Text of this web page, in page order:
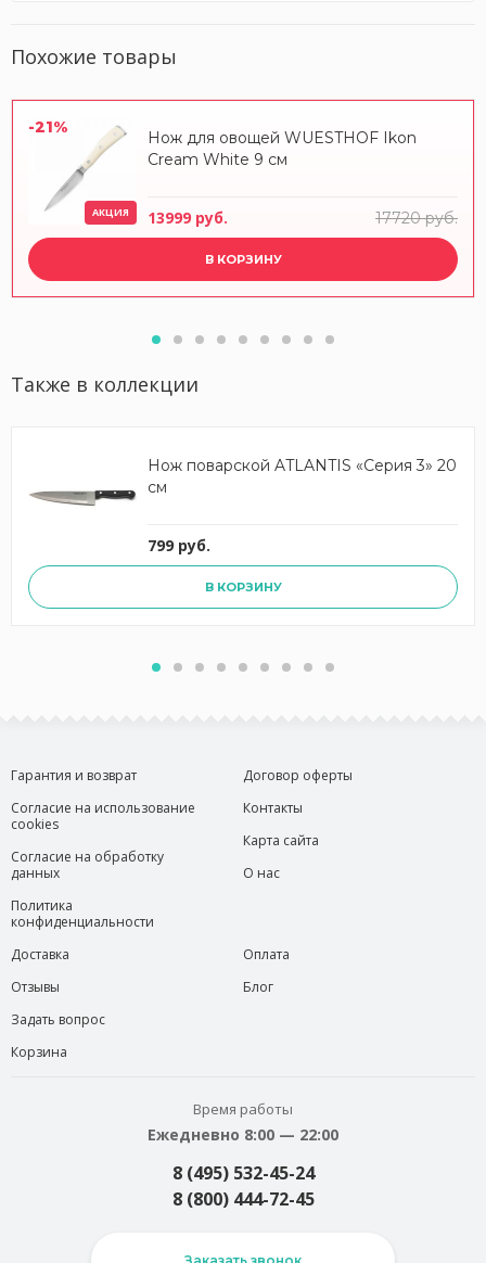
Похожие товары
-21%
АКЦИЯ
Нож для овощей WUESTHOF Ikon
Cream White 9 см
13999 руб. 17720 руб.
В КОРЗИНУ
Также в коллекции
Нож поварской ATLANTIS «Серия 3» 20
см
799 руб.
В КОРЗИНУ
Гарантия и возврат
Согласие на использование
cookies
Согласие на обработку
данных
Политика
конфиденциальности
Договор оферты
Контакты
Карта сайта
О нас
Доставка
Отзывы
Задать вопрос
Корзина
Оплата
Блог
Время работы
Ежедневно 8:00 — 22:00
8 (495) 532-45-24
8 (800) 444-72-45
Заказать звонок